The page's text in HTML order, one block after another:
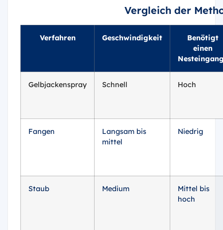
Vergleich der
Verfahren Geschwindigkeit
Benötigt
einen
Gelbjackenspray Schnell Hoch
Fangen
Langsam bis
mittel
Niedrig
Staub Medium
Mittel bis
hoch